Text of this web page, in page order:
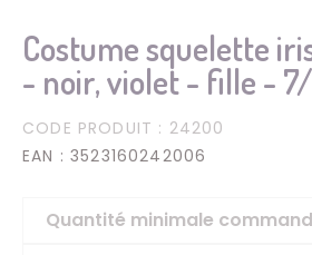
Costume squelette
- noir, violet - fille -
CODE PRODUIT : 24200
EAN : 3523160242006
Quantité minimale